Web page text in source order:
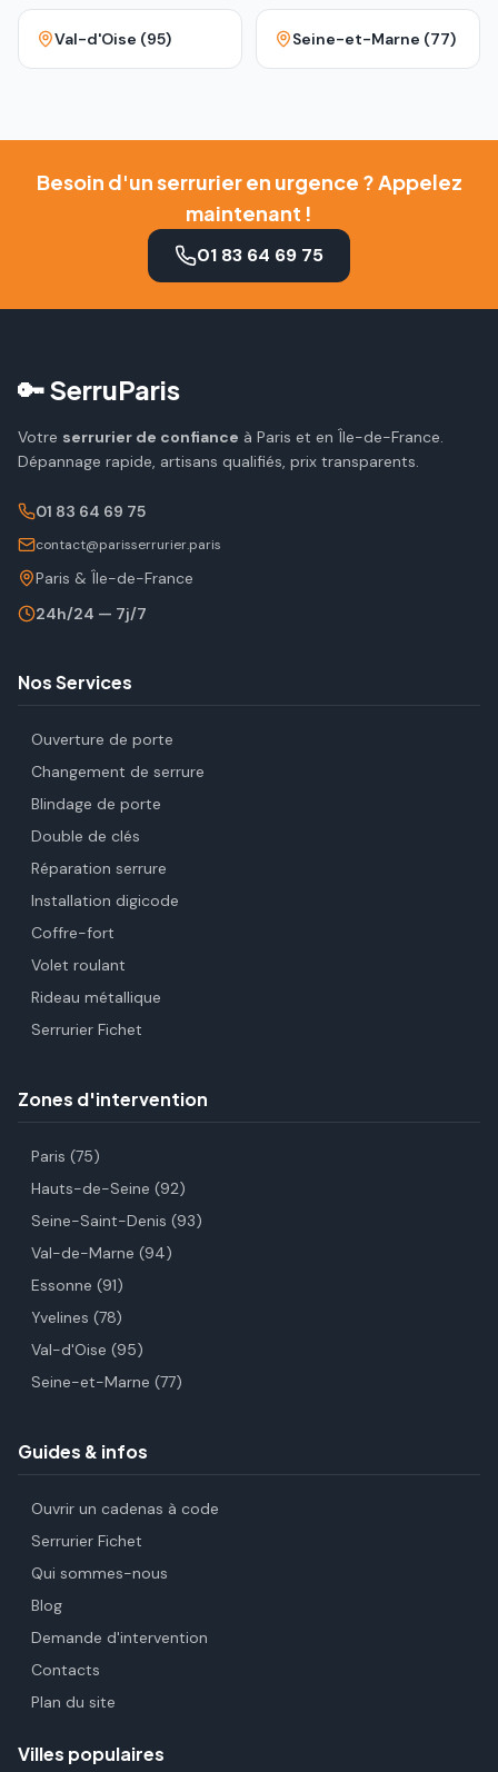
Val-d'Oise (95) Seine-et-Marne (77)
Besoin d'un serrurier en urgence ? Appelez
maintenant !
01 83 64 69 75
🔑 SerruParis
Votre serrurier de confiance à Paris et en Île-de-France.
Dépannage rapide, artisans qualifiés, prix transparents.
01 83 64 69 75
contact@parisserrurier.paris
Paris & Île-de-France
24h/24 — 7j/7
Nos Services
Ouverture de porte
Changement de serrure
Blindage de porte
Double de clés
Réparation serrure
Installation digicode
Coffre-fort
Volet roulant
Rideau métallique
Serrurier Fichet
Zones d'intervention
Paris (75)
Hauts-de-Seine (92)
Seine-Saint-Denis (93)
Val-de-Marne (94)
Essonne (91)
Yvelines (78)
Val-d'Oise (95)
Seine-et-Marne (77)
Guides & infos
Ouvrir un cadenas à code
Serrurier Fichet
Qui sommes-nous
Blog
Demande d'intervention
Contacts
Plan du site
Villes populaires